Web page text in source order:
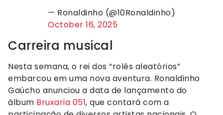
— Ronaldinho (@10Ronaldinho)
October 16, 2025
Carreira musical
Nesta semana, o rei dos “rolês aleatórios”
embarcou em uma nova aventura. Ronaldinho
Gaúcho anunciou a data de lançamento do
álbum Bruxaria 051, que contará com a